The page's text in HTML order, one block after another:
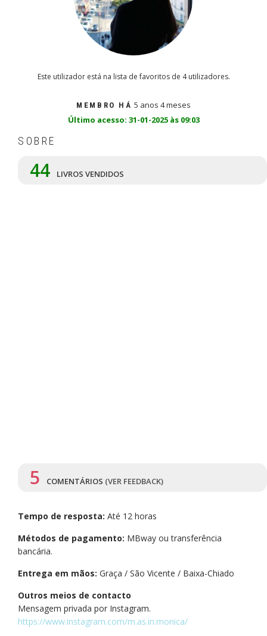
Este utilizador está na lista de favoritos de 4 utilizadores.
MEMBRO HÁ 5 anos 4 meses
Último acesso: 31-01-2025 às 09:03
SOBRE
44 LIVROS VENDIDOS
5 COMENTÁRIOS (VER FEEDBACK)
Tempo de resposta: Até 12 horas
Métodos de pagamento: MBway ou transferência
bancária.
Entrega em mãos: Graça / São Vicente / Baixa-Chiado
Outros meios de contacto
Mensagem privada por Instagram.
https://www.instagram.com/m.as.in.monica/